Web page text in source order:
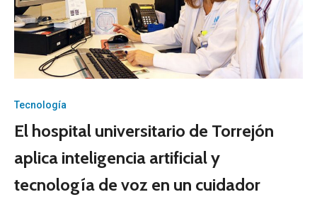
Tecnología
El hospital universitario de Torrejón
aplica inteligencia artificial y
tecnología de voz en un cuidador